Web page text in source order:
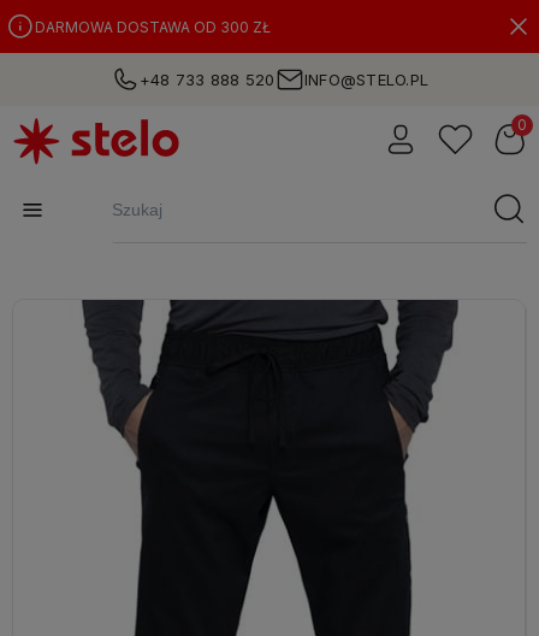
DARMOWA DOSTAWA OD 300 ZŁ
+48 733 888 520 INFO@STELO.PL